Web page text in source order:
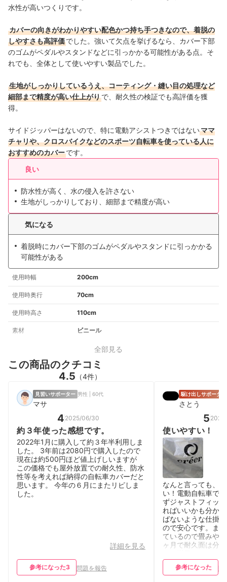
水性が高いつくりです。
カバーの向きがわかりやすい配色かつ持ち手つきなので、着脱の
しやすさも高評価でした。強いて欠点を挙げるなら、カバー下部
のゴムがペダルやスタンドなどに引っかかる可能性がある点。そ
れでも、全体として使いやすい製品でした。
生地がしっかりしているうえ、コーティング・縫い目の処理など
細部まで精度が高い仕上がりで、耐久性の検証でも高評価を獲
得。
サイドジッパーはないので、特に電動アシストつきではないママ
チャリや、クロスバイクなどのスポーツ自転車を使っている人に
おすすめのカバーです。
良い
防水性が高く、水の侵入を許さない
生地がしっかりしており、細部まで精度が高い
気になる
着脱時にカバー下部のゴムがペダルやスタンドに引っかかる
可能性がある
使用時幅 200cm
使用時奥行 70cm
使用時高さ 110cm
素材 ビニール
全部見る
この商品のクチコミ
4.5 （4件）
見習いサポーター 男性 | 60代
マサ
4 2025/06/30
約３年使った感想です。
2022年1月に購入して約３年半利用しま
した。 3年前は2080円で購入したので
現在は約500円ほど値上げしいますが
この価格でも屋外放置での耐久性、防水
性等を考えれば納得の自転車カバーだと
思います。 今年の６月にまたリピしま
した。
詳細を見る
参考になった3 問題を報告
駆け出しサポーター
さとう
5
使いやすい！
なんと言っても、
い！電動自転車で
ずジャストフィッ
ればいいかも分か
ばないような仕掛
ので安心です。ま
ているので畳みや
ヶ月で耐久面は分
参考になった